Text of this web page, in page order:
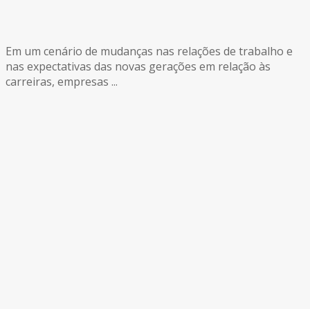
Em um cenário de mudanças nas relações de trabalho e
nas expectativas das novas gerações em relação às
carreiras, empresas ...